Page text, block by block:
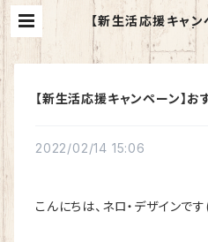
【新生活応援キャ
家具ご紹介！
【新生活応援キャンペーン】お
2022/02/14 15:06
こんにちは、ネロ・デザインで